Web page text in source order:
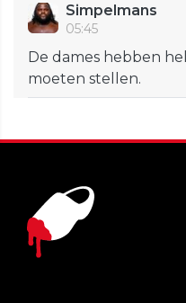
Simpelmans
05:45
De dames hebben
moeten stellen.